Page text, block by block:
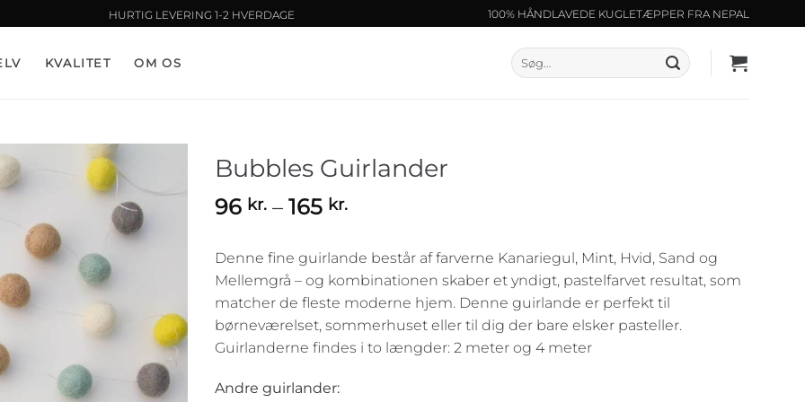
HURTIG LEVERING 1-2 HVERDAGE 100% HÅNDLAVEDE KUGLETÆPPER FRA NEPAL
KVALITET OM OS
Søg
efter:
Bubbles Guirlander
96 kr. – 165 kr.Prisinterval:
til
165 kr.
Denne fine guirlande består af farverne Kanariegul, Mint, Hvid, Sand og
Mellemgrå – og kombinationen skaber et yndigt, pastelfarvet resultat, som
matcher de fleste moderne hjem. Denne guirlande er perfekt til
børneværelset, sommerhuset eller til dig der bare elsker pasteller.
Guirlanderne findes i to længder: 2 meter og 4 meter
Andre guirlander: